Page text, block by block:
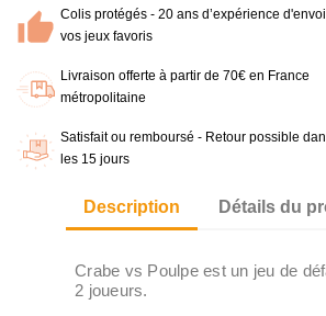
Colis protégés - 20 ans d’expérience
vos jeux favoris
Livraison offerte à partir de 70€ en France
métropolitaine
Satisfait ou remboursé - Retour possible
les 15 jours
Description Détails du
Crabe vs Poulpe est un jeu de
2 joueurs.